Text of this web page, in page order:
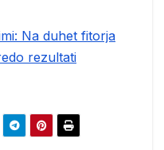
Na duhet fitorja
rezultati